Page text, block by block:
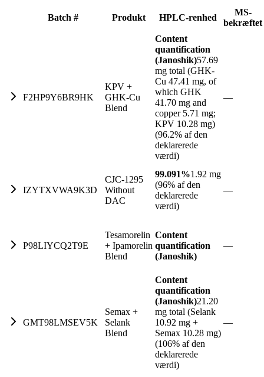
Batch # Produkt HPLC-renhed
MS-
bekræftet
F2HP9Y6BR9HK
KPV +
GHK-Cu
Blend
Content
quantification
(Janoshik)57.69
mg total (GHK-
Cu 47.41 mg, of
which GHK
41.70 mg and
copper 5.71 mg;
KPV 10.28 mg)
(96.2% af den
deklarerede
værdi)
—
IZYTXVWA9K3D
CJC-1295
Without
DAC
99.091%1.92 mg
(96% af den
deklarerede
værdi)
—
P98LIYCQ2T9E
Tesamorelin
+ Ipamorelin
Blend
Content
quantification
(Janoshik)
—
GMT98LMSEV5K
Semax +
Selank
Blend
Content
quantification
(Janoshik)21.20
mg total (Selank
10.92 mg +
Semax 10.28 mg)
(106% af den
deklarerede
værdi)
—